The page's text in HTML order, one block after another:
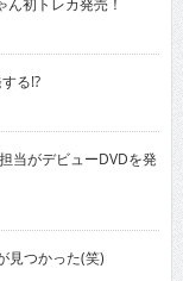
る!?
当がデビューDVDを発
見つかった(笑)